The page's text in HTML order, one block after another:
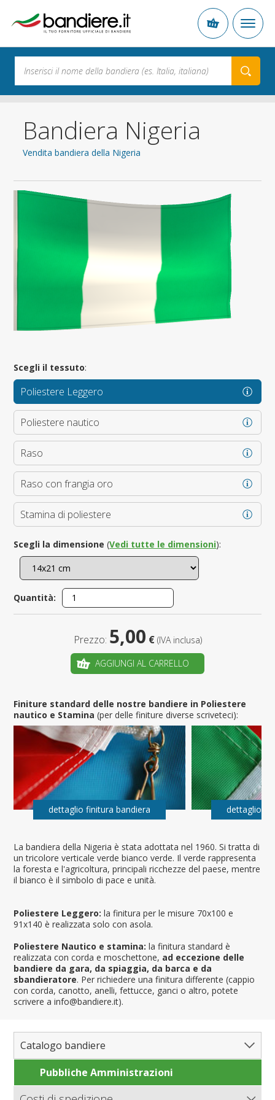
Bandiera Nigeria
Vendita bandiera della Nigeria
La bandiera della Nigeria è stata adottata nel 1960. Si tratta di
un tricolore verticale verde bianco verde. Il verde rappresenta
la foresta e l'agricoltura, principali ricchezze del paese, mentre
il bianco è il simbolo di pace e unità.
Poliestere Leggero: la finitura per le misure 70x100 e
91x140 è realizzata solo con asola.
Poliestere Nautico e stamina: la finitura standard è
realizzata con corda e moschettone, ad eccezione delle
bandiere da gara, da spiaggia, da barca e da
sbandieratore. Per richiedere una finitura differente (cappio
con corda, canotto, anelli, fettucce, ganci o altro, potete
scrivere a info@bandiere.it).
Scegli il tessuto:
Poliestere Leggero
Poliestere nautico
Raso
Raso con frangia oro
Stamina di poliestere
Scegli la dimensione (Vedi tutte le dimensioni):
Quantità:
Prezzo: 5,00 € (IVA inclusa)
AGGIUNGI AL CARRELLO
Finiture standard delle nostre bandiere in Poliestere
nautico e Stamina(per delle finiture diverse scriveteci):
dettaglio finitura bandiera dettaglio
Catalogo bandiere
Bandiere del Mondo
Pubbliche Amministrazioni